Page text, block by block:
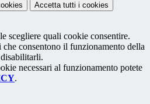
Accetta tutti i cookies
scegliere quali cookie consentire.
consentono il funzionamento della
necessari al funzionamento potete
.